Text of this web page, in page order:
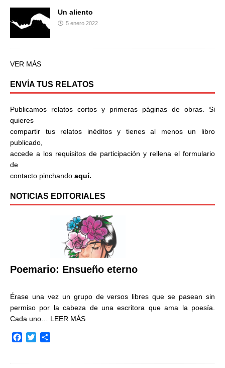
Un aliento
5 enero 2022
VER MÁS
ENVÍA TUS RELATOS
Publicamos relatos cortos y primeras páginas de obras. Si
quieres
compartir tus relatos inéditos y tienes al menos un libro
publicado,
accede a los requisitos de participación y rellena el formulario
de
contacto pinchando aquí.
NOTICIAS EDITORIALES
Poemario: Ensueño eterno
Érase una vez un grupo de versos libres que se pasean sin
permiso por la cabeza de una escritora que ama la poesía.
Cada uno… LEER MÁS